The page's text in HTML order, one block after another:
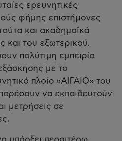
ερευνητικές
φήμης επιστήμονες
και ακαδημαϊκά
και του εξωτερικού.
πολύτιμη εμπειρία
με το
πλοίο «ΑΙΓΑΙΟ» του
να εκπαιδευτούν
μετρήσεις σε